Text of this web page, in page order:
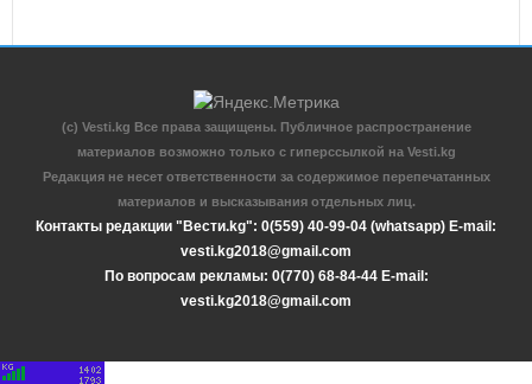
(c) Vesti.kg Все права защищены. Публичное распространение
материалов возможно только с гиперссылкой на Vesti.kg
Редакция не несет ответственности за содержимое перепечатанных
материалов и высказывания отдельных лиц.
Контакты редакции "Вести.kg": 0(559) 40-99-04 (whatsapp) E-mail:
vesti.kg2018@gmail.com
По вопросам рекламы: 0(770) 68-84-44 E-mail:
vesti.kg2018@gmail.com